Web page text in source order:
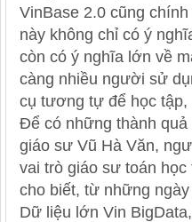
VinBase 2.0 cũng
này không chỉ có ý
còn có ý nghĩa lớn về
càng nhiều người sử
cụ tương tự để học
Để có những thành
giáo sư Vũ Hà Văn,
vai trò giáo sư toán
cho biết, từ những
Dữ liệu lớn Vin